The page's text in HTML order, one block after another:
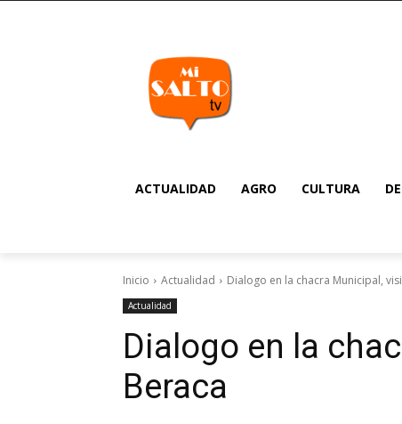
ACTUALIDAD AGRO CULTURA
Inicio Actualidad Dialogo en la chacra Municipal,
Actualidad
Dialogo en la
Beraca